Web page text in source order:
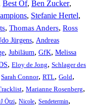
Best Of, Ben Zucker,
, Stefanie Hertel,
, Thomas Anders, Ross
Jürgens, Andreas
, Jubiläum, GfK, Melissa
, Eloy de Jong, Schlager des
Sarah Connor, RTL, Gold,
, Marianne Rosenberg,
Ötzi, Nicole, Sendetermin,